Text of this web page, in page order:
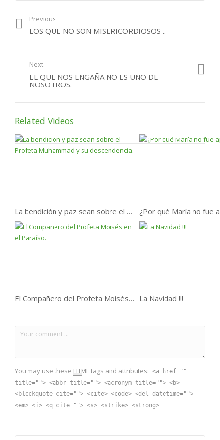
Previous
LOS QUE NO SON MISERICORDIOSOS ..
Next
EL QUE NOS ENGAÑA NO ES UNO DE
NOSOTROS.
Related Videos
La bendición y paz sean sobre el Profeta Muhammad y su descendencia. ¿Por qué María no fue
El Compañero del Profeta Moisés en el Paraíso. La Navidad !!!
You may use these HTMLtags and attributes: <a href=""
title=""> <abbr title=""> <acronym title=""> <b>
<blockquote cite=""> <cite> <code> <del datetime="">
<em> <i> <q cite=""> <s> <strike> <strong>